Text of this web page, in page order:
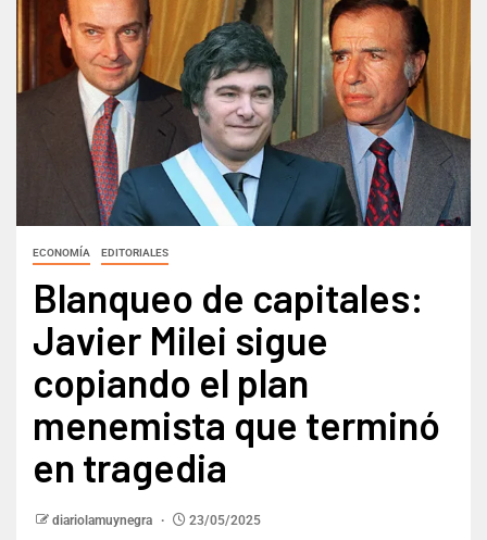
ECONOMÍA EDITORIALES
Blanqueo de capitales:
Javier Milei sigue
copiando el plan
menemista que terminó
en tragedia
diariolamuynegra 23/05/2025